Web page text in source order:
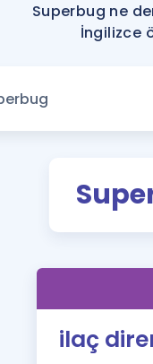
Superbug ne
İngilizce
ilaç